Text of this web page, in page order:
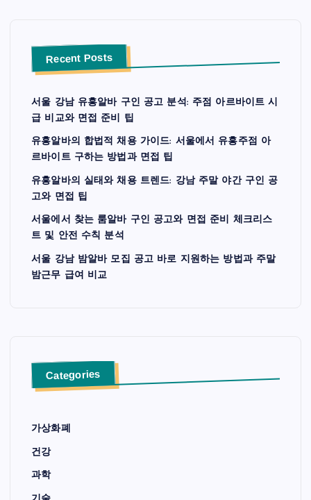
Recent Posts
서울 강남 유흥알바 구인 공고 분석: 주점 아르바이트 시
급 비교와 면접 준비 팁
유흥알바의 합법적 채용 가이드: 서울에서 유흥주점 아
르바이트 구하는 방법과 면접 팁
유흥알바의 실태와 채용 트렌드: 강남 주말 야간 구인 공
고와 면접 팁
서울에서 찾는 룸알바 구인 공고와 면접 준비 체크리스
트 및 안전 수칙 분석
서울 강남 밤알바 모집 공고 바로 지원하는 방법과 주말
밤근무 급여 비교
Categories
가상화폐
건강
과학